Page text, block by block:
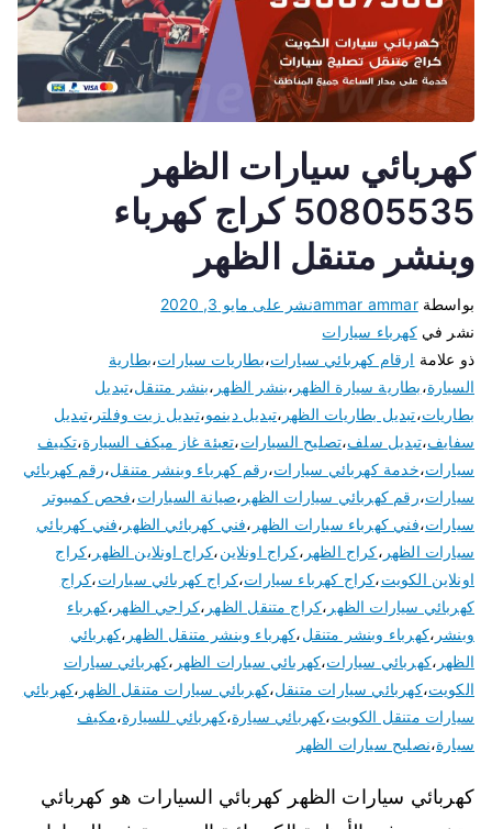
كهربائي سيارات الظهر
50805535 كراج كهرباء
وبنشر متنقل الظهر
بواسطةammar ammarنشر على مايو 3, 2020
نشر فيكهرباء سيارات
ذو علامة ارقام كهربائي سيارات،بطاريات سيارات،بطارية
السيارة،بطارية سيارة الظهر ،بنشر الظهر ،بنشر متنقل،تبديل
بطاريات،تبديل بطاريات الظهر ،تبديل دينمو،تبديل زيت وفلتر ،تبديل
سفايف،تبديل سلف،تصليح السيارات،تعبئة غاز ميكف السيارة،تكييف
سيارات،خدمة كهربائي سيارات،رقم كهرباء وبنشر متنقل،رقم كهربائي
سيارات،رقم كهربائي سيارات الظهر ،صيانة السيارات،فحص كمبيوتر
سيارات،فني كهرباء سيارات الظهر ،فني كهربائي الظهر ،فني كهربائي
سيارات الظهر ،كراج الظهر ،كراج اونلاين،كراج اونلاين الظهر ،كراج
اونلاين الكويت،كراج كهرباء سيارات،كراج كهربائي سيارات،كراج
كهربائي سيارات الظهر ،كراج متنقل الظهر ،كراجي الظهر ،كهرباء
وبنشر ،كهرباء وبنشر متنقل،كهرباء وبنشر متنقل الظهر ،كهربائي
الظهر ،كهربائي سيارات،كهربائي سيارات الظهر ،كهربائي سيارات
الكويت،كهربائي سيارات متنقل،كهربائي سيارات متنقل الظهر ،كهربائي
سيارات متنقل الكويت،كهربائي سيارة،كهربائي للسيارة،مكيف
سيارة،نصليح سيارات الظهر
كهربائي سيارات الظهر كهربائي السيارات هو كهربائي